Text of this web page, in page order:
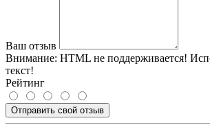
Ваш отзыв
Внимание: HTML не поддерживается!
текст!
Рейтинг
Отправить свой отзыв